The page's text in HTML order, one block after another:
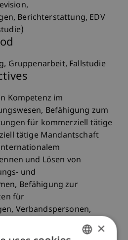
Berichterstattung, EDV
Gruppenarbeit, Fallstudie
Kompetenz im
Befähigung zum
für kommerziell tätige
tätige Mandantschaft
und Lösen von
und
Befähigung zur
für
Verbandspersonen,
Fusionen,
und der
×